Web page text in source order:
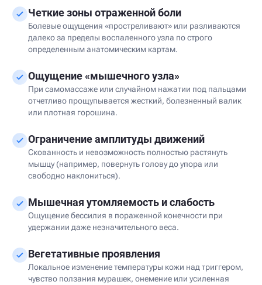
Четкие зоны отраженной боли
Болевые ощущения «простреливают» или разливаются
далеко за пределы воспаленного узла по строго
определенным анатомическим картам.
Ощущение «мышечного узла»
При самомассаже или случайном нажатии под пальцами
отчетливо прощупывается жесткий, болезненный валик
или плотная горошина.
Ограничение амплитуды движений
Скованность и невозможность полностью растянуть
мышцу (например, повернуть голову до упора или
свободно наклониться).
Мышечная утомляемость и слабость
Ощущение бессилия в пораженной конечности при
удержании даже незначительного веса.
Вегетативные проявления
Локальное изменение температуры кожи над триггером,
чувство ползания мурашек, онемение или усиленная